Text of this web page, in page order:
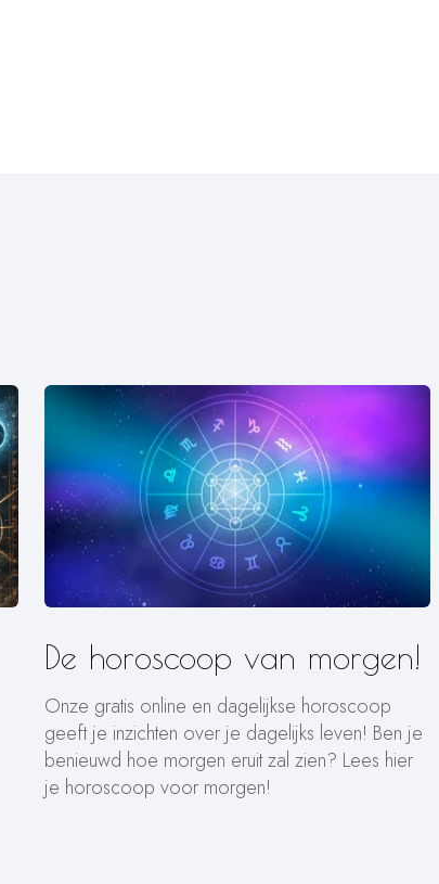
De horoscoop van morgen!
Onze gratis online en dagelijkse horoscoop
geeft je inzichten over je dagelijks leven! Ben je
benieuwd hoe morgen eruit zal zien? Lees hier
je horoscoop voor morgen!